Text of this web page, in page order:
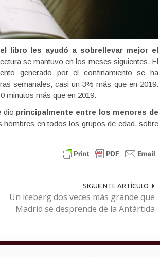
el libro les ayudó a sobrellevar mejor el
se mantuvo en los meses siguientes. El
generado por el confinamiento se ha
semanales, casi un 3% más que en 2019.
minutos más que en 2019.
dio principalmente entre los menores de
en todos los grupos de edad, sobre
SIGUIENTE ARTÍCULO
Un iceberg dos veces más grande que
Madrid se desprende de la Antártida